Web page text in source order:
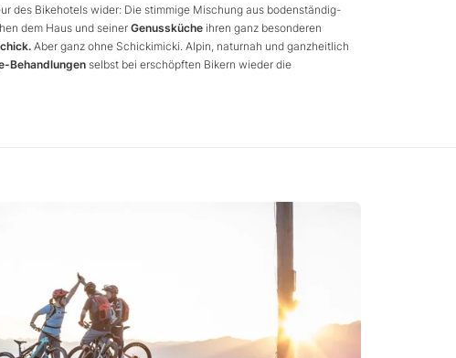
des Bikehotels wider: Die stimmige Mischung aus bodenständig-
dem Haus und seiner Genussküche ihren ganz besonderen
Aber ganz ohne Schickimicki. Alpin, naturnah und ganzheitlich
Behandlungen selbst bei erschöpften Bikern wieder die